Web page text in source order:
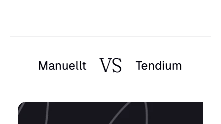
Manuellt VS Tendium